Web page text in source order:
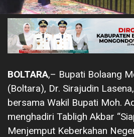
BOLTARA,– Bupati Bolaang
(Boltara), Dr. Sirajudin
bersama Wakil Bupati Moh.
menghadiri Tabligh Akbar
Menjemput Keberkahan